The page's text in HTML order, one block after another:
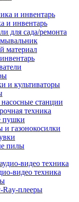
и инвентарь
для сада/ремонта
материал
и культиваторы
станции
техника
пушки
газонокосилки
пилы
видео техника
плееры